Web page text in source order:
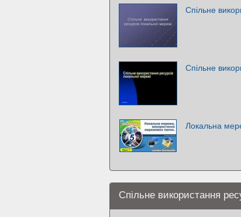
Спільне
Спільне
Локальна
Спільне використання